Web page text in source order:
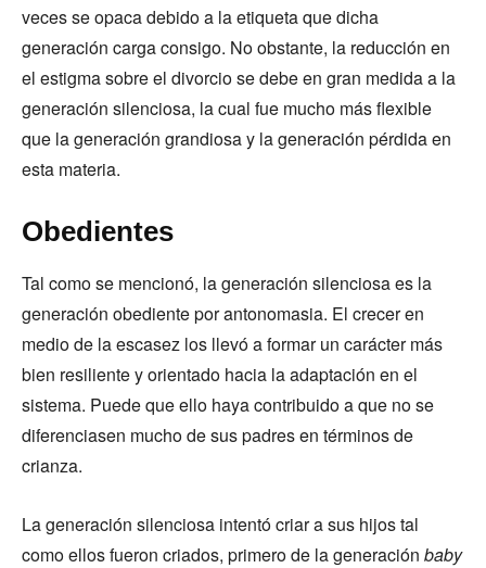
veces se opaca debido a la etiqueta que dicha
generación carga consigo. No obstante, la reducción en
el estigma sobre el divorcio se debe en gran medida a la
generación silenciosa, la cual fue mucho más flexible
que la generación grandiosa y la generación pérdida en
esta materia.
Obedientes
Tal como se mencionó, la generación silenciosa es la
generación obediente por antonomasia. El crecer en
medio de la escasez los llevó a formar un carácter más
bien resiliente y orientado hacia la adaptación en el
sistema. Puede que ello haya contribuido a que no se
diferenciasen mucho de sus padres en términos de
crianza.
La generación silenciosa intentó criar a sus hijos tal
como ellos fueron criados, primero de la generación baby